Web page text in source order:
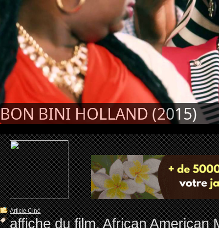
BON BINI HOLLAND (2015)
Article Ciné
affiche du film,African American